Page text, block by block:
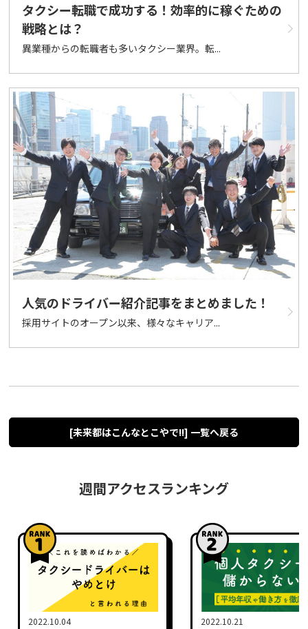
タクシー転職で成功する！効率的に稼ぐための
戦略とは？
異業種からの転職者も多いタクシー業界。転...
人気のドライバー紹介記事をまとめました！
採用サイトのオープン以来、様々なキャリア...
[未来都はこんなとこやで!!] 一覧へ戻る
週間アクセスランキング
2022.10.04 2022.10.21